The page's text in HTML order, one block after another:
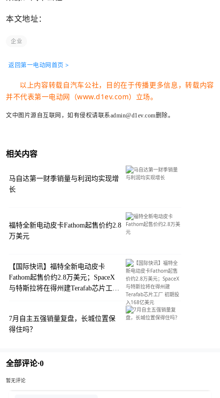
本文地址：
企业
返回第一电动网首页 >
以上内容转载自汽车公社，目的在于传播更多信息，转载内容
并不代表第一电动网（www.d1ev.com）立场。
文中图片源自互联网，如有侵权请联系admin@d1ev.com删除。
相关内容
马自达第一财季销量与利润均实现增
长
福特全新电动皮卡Fathom起售价约2.8
万美元
【国际快讯】福特全新电动皮卡
Fathom起售价约2.8万美元；SpaceX
与特斯拉将在得州建Terafab芯片工厂
7月自主五强销量复盘，长城位置保
得住吗？
全部评论·0
暂无评论